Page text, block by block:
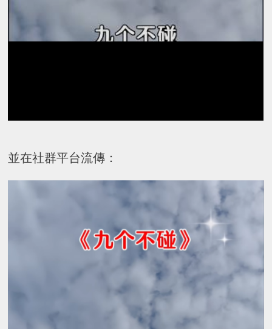
並在社群平台流傳：